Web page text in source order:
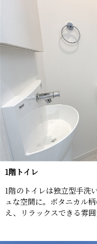
1階トイレ
1階のトイレは独立型手洗
ュな空間に。ボタニカル
え、リラックスできる雰囲